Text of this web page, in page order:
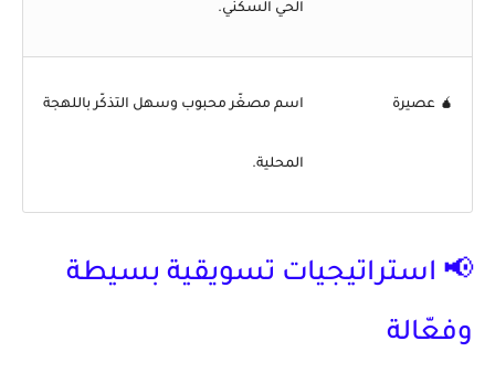
الحي السكني.
🧉 عصيرة اسم مصغّر محبوب وسهل التذكّر باللهجة
المحلية.
📢 استراتيجيات تسويقية بسيطة
وفعّالة